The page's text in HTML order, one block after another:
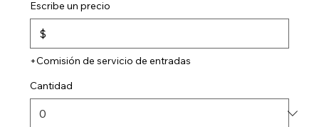
Escribe un precio
$
+Comisión de servicio de entradas
Cantidad